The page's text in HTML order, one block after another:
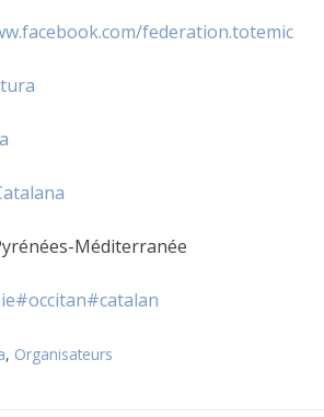
federation.totemic
Méditerranée
#occitan#catalan
, Organisateurs